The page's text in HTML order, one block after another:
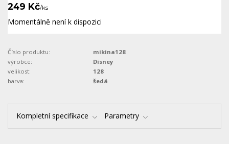
249 Kč/ks
Momentálně není k dispozici
Číslo produktu:
mikina128
výrobce:
Disney
velikost:
128
barva:
šedá
Kompletní specifikace Parametry